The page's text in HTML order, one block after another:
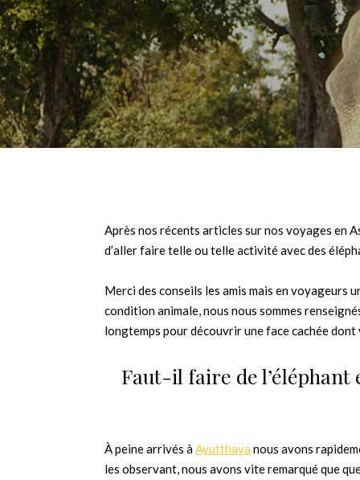
Après nos récents articles sur nos voyages en
d’aller faire telle ou telle activité avec des
Merci des conseils les amis mais en voyageurs
condition animale, nous nous sommes
longtemps pour découvrir une face cachée
Faut-il faire de l’éléphant
À peine arrivés àAyutthaya nous avons
les observant, nous avons vite remarqué que